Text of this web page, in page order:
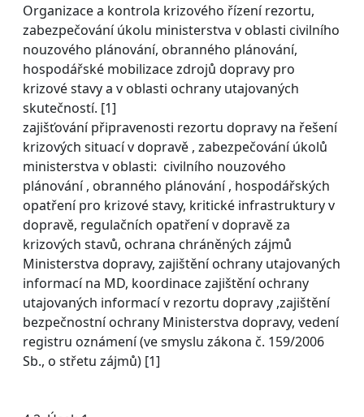
Organizace a kontrola krizového řízení rezortu,
zabezpečování úkolu ministerstva v oblasti civilního
nouzového plánování, obranného plánování,
hospodářské mobilizace zdrojů dopravy pro
krizové stavy a v oblasti ochrany utajovaných
skutečností. [1]
zajišťování připravenosti rezortu dopravy na řešení
krizových situací v dopravě , zabezpečování úkolů
ministerstva v oblasti: civilního nouzového
plánování , obranného plánování , hospodářských
opatření pro krizové stavy, kritické infrastruktury v
dopravě, regulačních opatření v dopravě za
krizových stavů, ochrana chráněných zájmů
Ministerstva dopravy, zajištění ochrany utajovaných
informací na MD, koordinace zajištění ochrany
utajovaných informací v rezortu dopravy ,zajištění
bezpečnostní ochrany Ministerstva dopravy, vedení
registru oznámení (ve smyslu zákona č. 159/2006
Sb., o střetu zájmů) [1]